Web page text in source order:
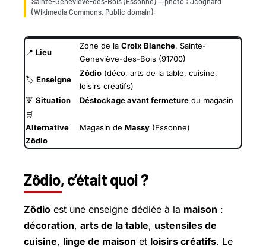
(Wikimedia Commons, Public domain).
📍 Lieu
Zone de la Croix Blanche, Sainte-
Geneviève-des-Bois (91700)
🏷️ Enseigne
Zôdio (déco, arts de la table, cuisine,
loisirs créatifs)
🔻 Situation Déstockage avant fermeture du magasin
🛒
Alternative
Zôdio
Magasin de Massy (Essonne)
Zôdio, c’était quoi ?
Zôdio est une enseigne dédiée à la maison :
décoration, arts de la table, ustensiles de
cuisine, linge de maison et loisirs créatifs. Le